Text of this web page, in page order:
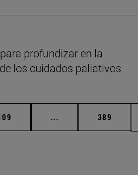
profundizar en la
los cuidados paliativos
... Páginas Página
389